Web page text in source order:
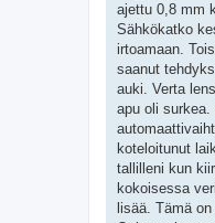
ajettu 0,8 mm
Sähkökatko
irtoamaan.
saanut
auki. Verta
apu oli
koteloitunut
tallilleni kun
kokoisessa
lisää. Tämä